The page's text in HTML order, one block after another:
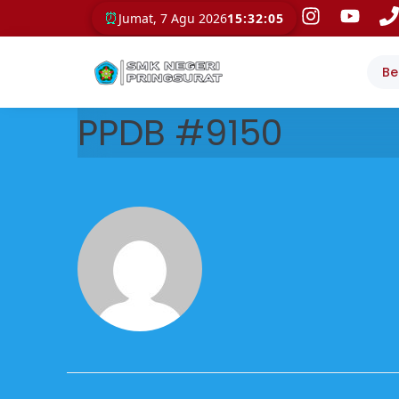
⏰ Jumat, 7 Agu 202615:32:05
PPDB #9150